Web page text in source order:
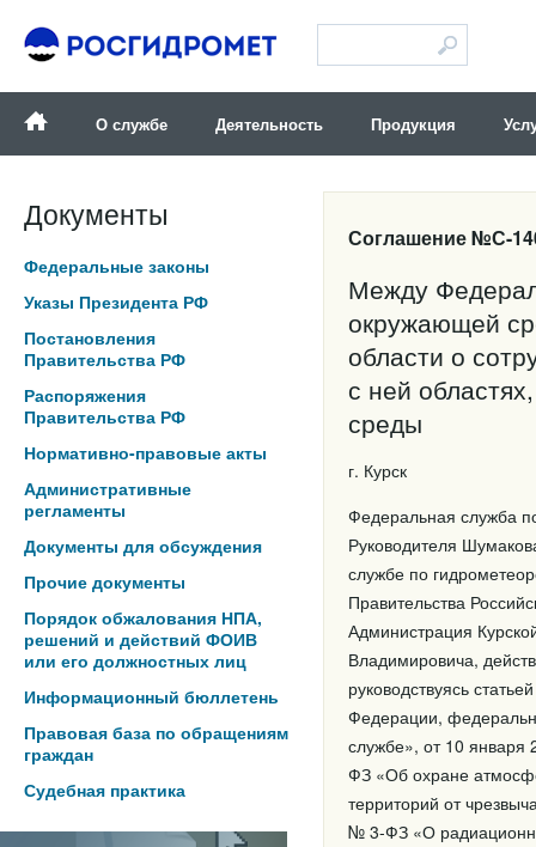
О службе Деятельность Продукция
Документы
Федеральные законы
Указы Президента РФ
Постановления
Правительства РФ
Распоряжения
Правительства РФ
Нормативно-правовые акты
Административные
регламенты
Документы для обсуждения
Прочие документы
Порядок обжалования НПА,
решений и действий ФОИВ
или его должностных лиц
Информационный бюллетень
Правовая база по обращениям
граждан
Судебная практика
Соглашение №С-
Между
окружающей
области о
с ней
среды
г. Курск
Федеральная служба
Руководителя
службе по
Правительства
Администрация
Владимировича,
руководствуясь
Федерации,
службе», от 10
ФЗ «Об охране
территорий от
№ 3-ФЗ «О